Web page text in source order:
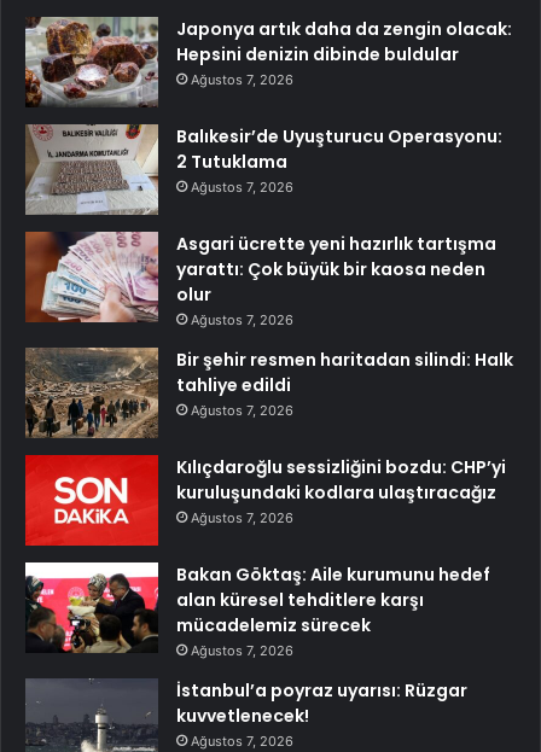
Japonya artık daha da zengin olacak:
Hepsini denizin dibinde buldular
Ağustos 7, 2026
Balıkesir’de Uyuşturucu Operasyonu:
2 Tutuklama
Ağustos 7, 2026
Asgari ücrette yeni hazırlık tartışma
yarattı: Çok büyük bir kaosa neden
olur
Ağustos 7, 2026
Bir şehir resmen haritadan silindi: Halk
tahliye edildi
Ağustos 7, 2026
Kılıçdaroğlu sessizliğini bozdu: CHP’yi
kuruluşundaki kodlara ulaştıracağız
Ağustos 7, 2026
Bakan Göktaş: Aile kurumunu hedef
alan küresel tehditlere karşı
mücadelemiz sürecek
Ağustos 7, 2026
İstanbul’a poyraz uyarısı: Rüzgar
kuvvetlenecek!
Ağustos 7, 2026